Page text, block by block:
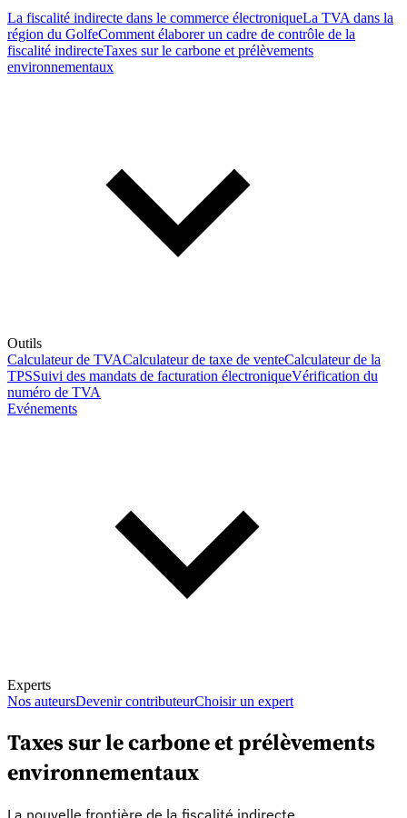
La fiscalité indirecte dans le commerce électroniqueLa TVA dans la
région du GolfeComment élaborer un cadre de contrôle de la
fiscalité indirecteTaxes sur le carbone et prélèvements
environnementaux
Outils
Calculateur de TVACalculateur de taxe de venteCalculateur de la
TPSSuivi des mandats de facturation électroniqueVérification du
numéro de TVA
Evénements
Experts
Nos auteursDevenir contributeurChoisir un expert
En savoir plus sur la fiscalité
Taxes sur le carbone et prélèvements
environnementaux